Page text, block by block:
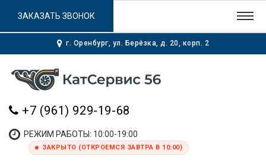
г. Оренбург, ул. Берёзка, д. 20, корп. 2
+7 (961) 929-19-68
РЕЖИМ РАБОТЫ: 10:00-19:00
ЗАКРЫТО (ОТКРОЕМСЯ ЗАВТРА В 10:00)
ЗАКАЗАТЬ ЗВОНОК